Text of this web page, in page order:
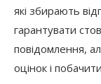
які збирають
гарантувати
повідомлення,
оцінок і